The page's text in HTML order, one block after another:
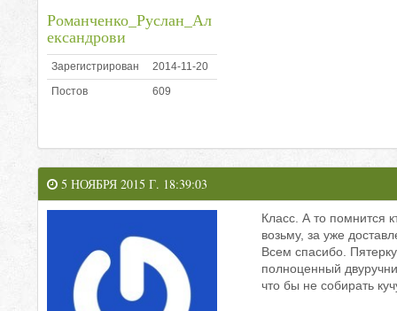
Романченко_Руслан_Ал
ександрови
Зарегистрирован
2014-11-20
Постов
609
5 НОЯБРЯ 2015 Г. 18:39:03
Класс. А то помнится
возьму, за уже
Всем спасибо.
полноценный
что бы не собирать